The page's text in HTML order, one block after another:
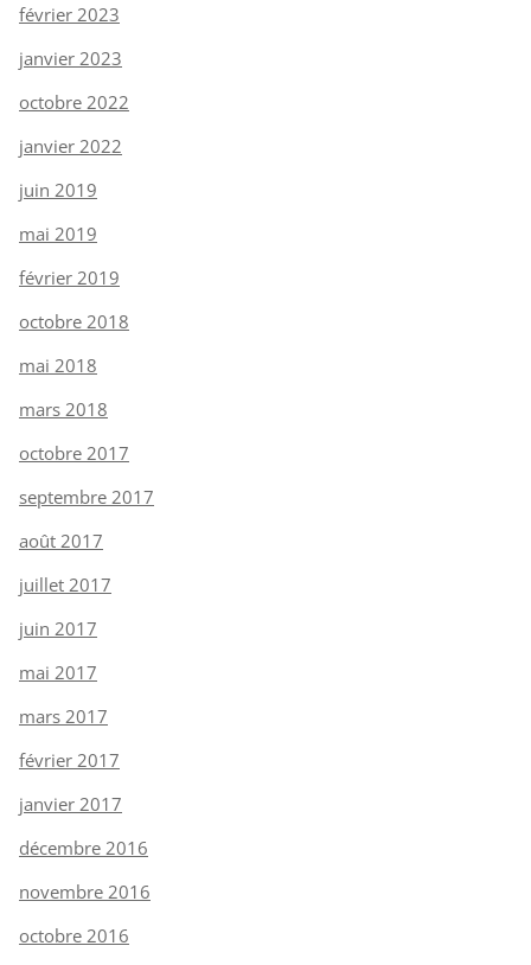
février 2023
janvier 2023
octobre 2022
janvier 2022
juin 2019
mai 2019
février 2019
octobre 2018
mai 2018
mars 2018
octobre 2017
septembre 2017
août 2017
juillet 2017
juin 2017
mai 2017
mars 2017
février 2017
janvier 2017
décembre 2016
novembre 2016
octobre 2016